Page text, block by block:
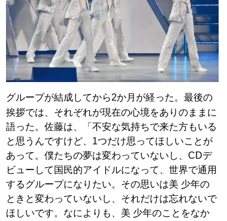
グループが結成してから2か月が経った。最後の
挨拶では、それぞれが現在の心境をありのままに
語った。佐藤は、「不安な気持ちで来た方もいる
と思うんですけど、1つだけ思ってほしいことが
あって。僕たちの夢は変わっていないし、CDデ
ビューして国民的アイドルになって、世界で通用
するグループになりたい。その思いは美 少年の
ときと変わっていないし、それだけは忘れないで
ほしいです。なによりも、美 少年のことをなか